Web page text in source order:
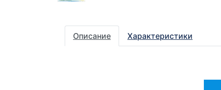
Описание Характеристики